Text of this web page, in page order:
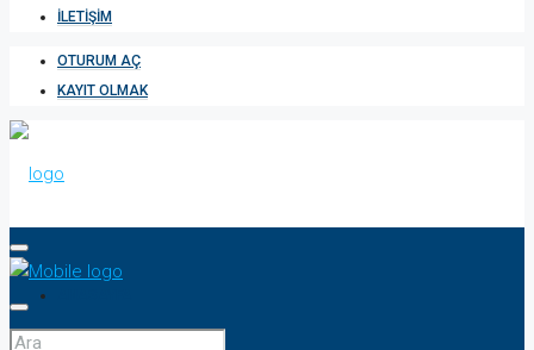
İLETIŞIM
OTURUM AÇ
KAYIT OLMAK